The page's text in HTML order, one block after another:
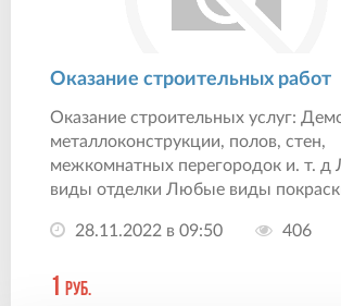
Оказание строительных работ
Оказание строительных услуг:
металлоконструкции, полов, стен,
межкомнатных перегородок и. т.
виды отделки Любые виды
28.11.2022 в 09:50 406
1 руб.